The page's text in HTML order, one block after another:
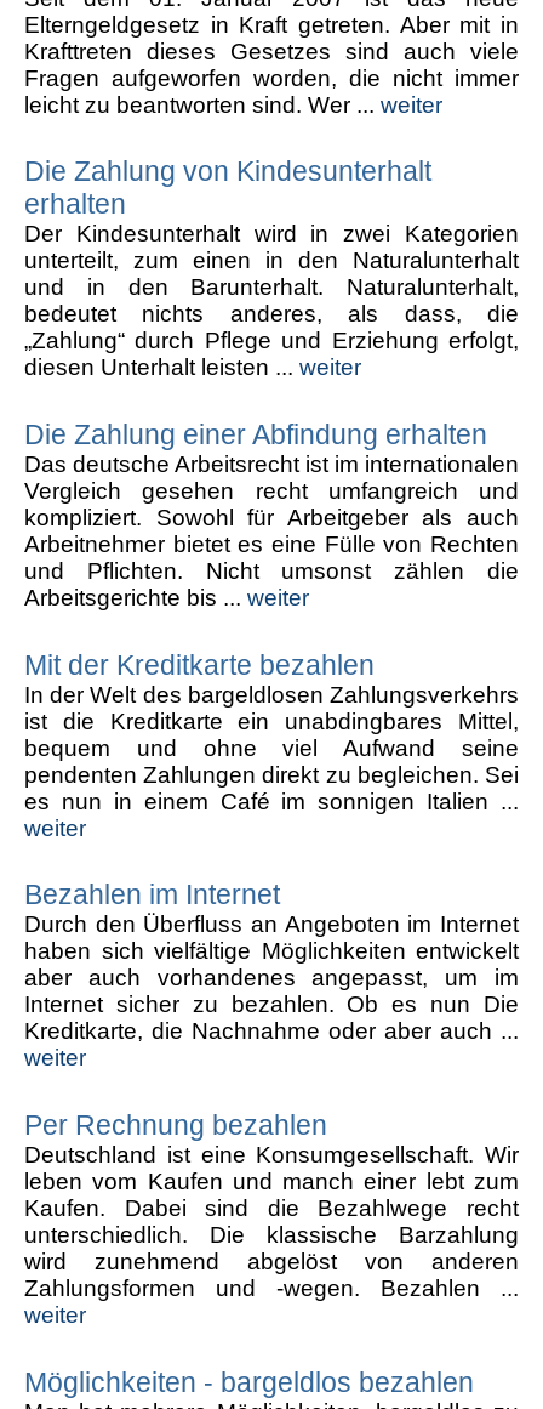
Elterngeldgesetz in Kraft getreten. Aber mit in
Krafttreten dieses Gesetzes sind auch viele
Fragen aufgeworfen worden, die nicht immer
leicht zu beantworten sind. Wer ... weiter
Die Zahlung von Kindesunterhalt
erhalten
Der Kindesunterhalt wird in zwei Kategorien
unterteilt, zum einen in den Naturalunterhalt
und in den Barunterhalt. Naturalunterhalt,
bedeutet nichts anderes, als dass, die
„Zahlung“ durch Pflege und Erziehung erfolgt,
diesen Unterhalt leisten ... weiter
Die Zahlung einer Abfindung erhalten
Das deutsche Arbeitsrecht ist im internationalen
Vergleich gesehen recht umfangreich und
kompliziert. Sowohl für Arbeitgeber als auch
Arbeitnehmer bietet es eine Fülle von Rechten
und Pflichten. Nicht umsonst zählen die
Arbeitsgerichte bis ... weiter
Mit der Kreditkarte bezahlen
In der Welt des bargeldlosen Zahlungsverkehrs
ist die Kreditkarte ein unabdingbares Mittel,
bequem und ohne viel Aufwand seine
pendenten Zahlungen direkt zu begleichen. Sei
es nun in einem Café im sonnigen Italien ...
weiter
Bezahlen im Internet
Durch den Überfluss an Angeboten im Internet
haben sich vielfältige Möglichkeiten entwickelt
aber auch vorhandenes angepasst, um im
Internet sicher zu bezahlen. Ob es nun Die
Kreditkarte, die Nachnahme oder aber auch ...
weiter
Per Rechnung bezahlen
Deutschland ist eine Konsumgesellschaft. Wir
leben vom Kaufen und manch einer lebt zum
Kaufen. Dabei sind die Bezahlwege recht
unterschiedlich. Die klassische Barzahlung
wird zunehmend abgelöst von anderen
Zahlungsformen und -wegen. Bezahlen ...
weiter
Möglichkeiten - bargeldlos bezahlen